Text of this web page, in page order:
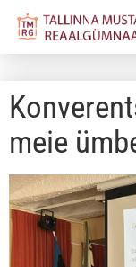
meie